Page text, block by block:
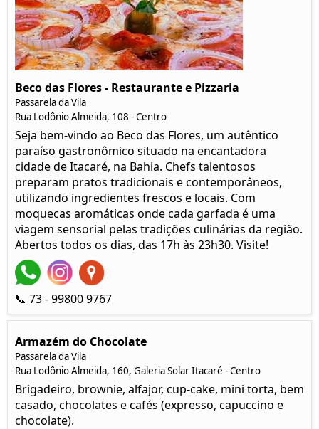
Beco das Flores - Restaurante e Pizzaria
Passarela da Vila
Rua Lodônio Almeida, 108 - Centro
Seja bem-vindo ao Beco das Flores, um autêntico
paraíso gastronômico situado na encantadora
cidade de Itacaré, na Bahia. Chefs talentosos
preparam pratos tradicionais e contemporâneos,
utilizando ingredientes frescos e locais. Com
moquecas aromáticas onde cada garfada é uma
viagem sensorial pelas tradições culinárias da região.
Abertos todos os dias, das 17h às 23h30. Visite!
📞 73 - 99800 9767
Armazém do Chocolate
Passarela da Vila
Rua Lodônio Almeida, 160, Galeria Solar Itacaré - Centro
Brigadeiro, brownie, alfajor, cup-cake, mini torta, bem
casado, chocolates e cafés (expresso, capuccino e
chocolate).